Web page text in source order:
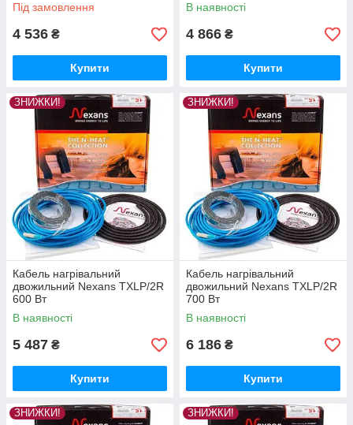
Під замовлення
4 536 ₴
Купити
В наявності
4 866 ₴
Купити
ЗНИЖКИ!
Кабель нагрівальний
двожильний Nexans TXLP/2R
600 Вт
В наявності
5 487 ₴
Купити
ЗНИЖКИ!
Кабель нагрівальний
двожильний Nexans TXLP/2R
700 Вт
В наявності
6 186 ₴
Купити
ЗНИЖКИ! ЗНИЖКИ!